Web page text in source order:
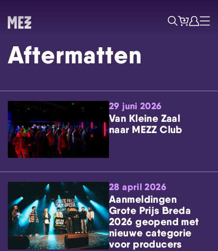
Skip navigatie
ZoekTicketsAccount
Menu
Aftermatten
29 juni 2026
Van Kleine Zaal
naar MEZZ Club
28 april 2026
Aanmeldingen
Grote Prijs Breda
2026 geopend met
nieuwe categorie
voor producers